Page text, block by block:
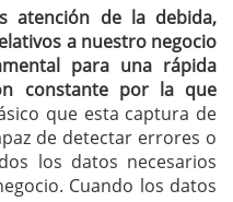
atención de la debida,
a nuestro negocio
para una rápida
constante por la que
que esta captura de
de detectar errores o
los datos necesarios
Cuando los datos